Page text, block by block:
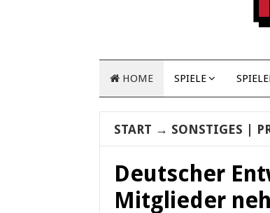
HOME SPIELE
START → SONSTIGES |
Deutscher
Mitglieder